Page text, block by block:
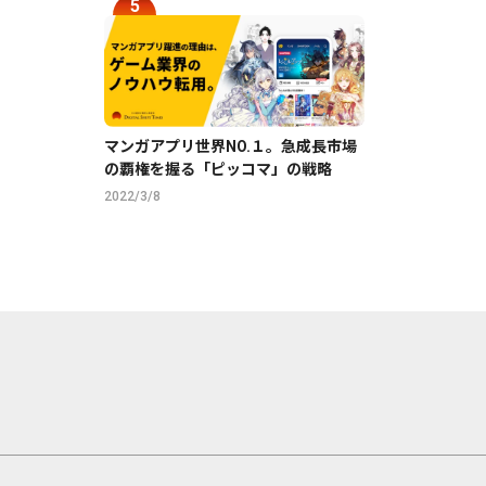
マンガアプリ世界NO.１。急成長市場
の覇権を握る「ピッコマ」の戦略
2022/3/8